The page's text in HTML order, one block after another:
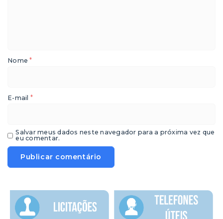
Nome*
E-mail *
Salvar meus dados neste navegador para a próxima vez que
eu comentar.